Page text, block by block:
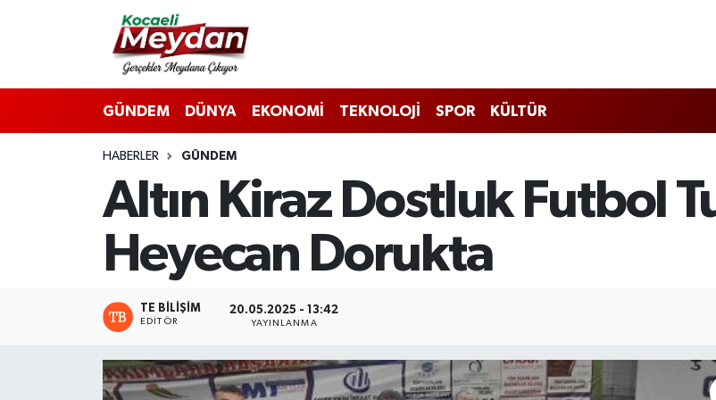
GÜNDEM DÜNYA EKONOMİ TEKNOLOJİ SPOR KÜLTÜR
HABERLER GÜNDEM
Altın Kiraz Dostluk Futbol
Heyecan Dorukta
TE BILIŞIM
EDITÖR
20.05.2025 - 13:42
YAYINLANMA
Nöbetçi Eczaneler
Hava Durumu
Trafik Durumu
Süper Lig Puan Durumu ve Fikstür
Tüm Manşetler